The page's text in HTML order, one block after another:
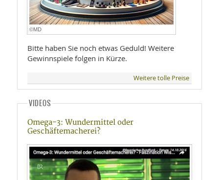
©MD
Bitte haben Sie noch etwas Geduld! Weitere
Gewinnspiele folgen in Kürze.
Weitere tolle Preise
VIDEOS
Omega-3: Wundermittel oder
Geschäftemacherei?